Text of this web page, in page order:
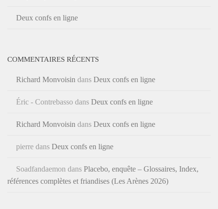
Deux confs en ligne
COMMENTAIRES RÉCENTS
Richard Monvoisin dans Deux confs en ligne
Éric - Contrebasso dans Deux confs en ligne
Richard Monvoisin dans Deux confs en ligne
pierre dans Deux confs en ligne
Soadfandaemon dans Placebo, enquête – Glossaires, Index,
références complètes et friandises (Les Arènes 2026)